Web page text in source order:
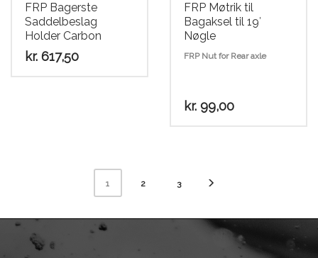
FRP Bagerste
Saddelbeslag
Holder Carbon
kr. 617,50
varesiden
FRP Møtrik til
Bagaksel til 19′
Nøgle
FRP Nut for Rear axle
kr. 99,00
1 2 3